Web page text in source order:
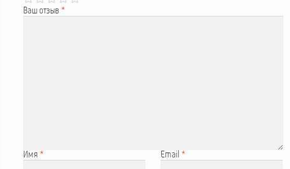
Ваш отзыв *
Имя * Email *